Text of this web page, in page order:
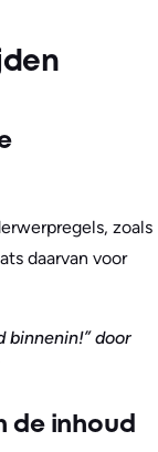
zoals
daarvan voor
binnenin!” door
de inhoud